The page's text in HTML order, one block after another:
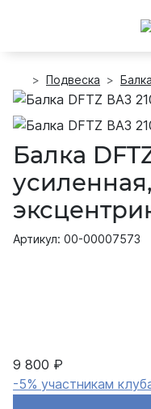
Подвеска
Балка
усиленная,
Артикул: 00-00007573
9 800 ₽
-5% участникам